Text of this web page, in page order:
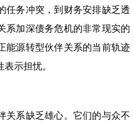
任务冲突，到财务安排缺乏透
系加深债务危机的非常现实的
能源转型伙伴关系的当前轨迹
示担忧。
关系缺乏雄心。它们的与众不